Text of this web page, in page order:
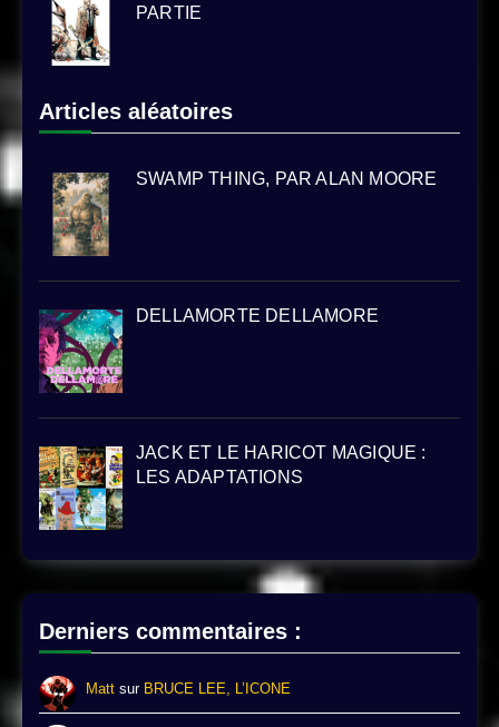
PARTIE
Articles aléatoires
SWAMP THING, PAR ALAN MOORE
DELLAMORTE DELLAMORE
JACK ET LE HARICOT MAGIQUE :
LES ADAPTATIONS
Derniers commentaires :
Matt sur BRUCE LEE, L’ICONE